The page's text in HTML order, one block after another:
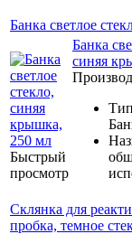
Банка светлое
Быстрый
просмотр
Банка
синяя
Тип
Склянка для
пробка, темное